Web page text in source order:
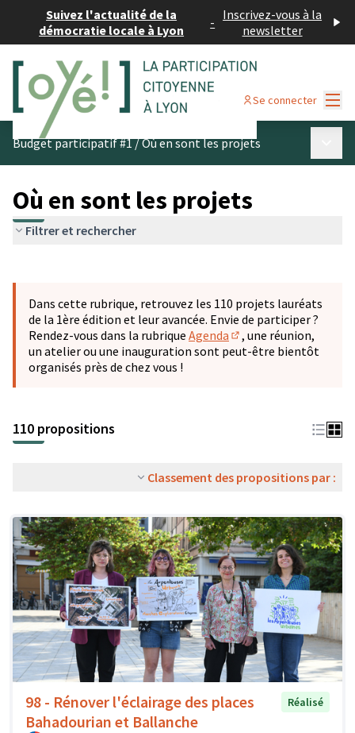
Suivez l'actualité de la
démocratie locale à Lyon
- Inscrivez-vous à la
newsletter
Se connecter
Budget participatif #1/Où en sont les projets
Où en sont les projets
Filtrer et rechercher
−
Dans cette rubrique, retrouvez les 110 projets lauréats
de la 1ère édition et leur avancée. Envie de participer ?
Rendez-vous dans la rubrique Agenda
(S'ouvre dans un
, une réunion,
un atelier ou une inauguration sont peut-être bientôt
organisés près de chez vous !
110 propositions
Classement des propositions par :
98 - Rénover l'éclairage des places
Bahadourian et Ballanche
Réalisé